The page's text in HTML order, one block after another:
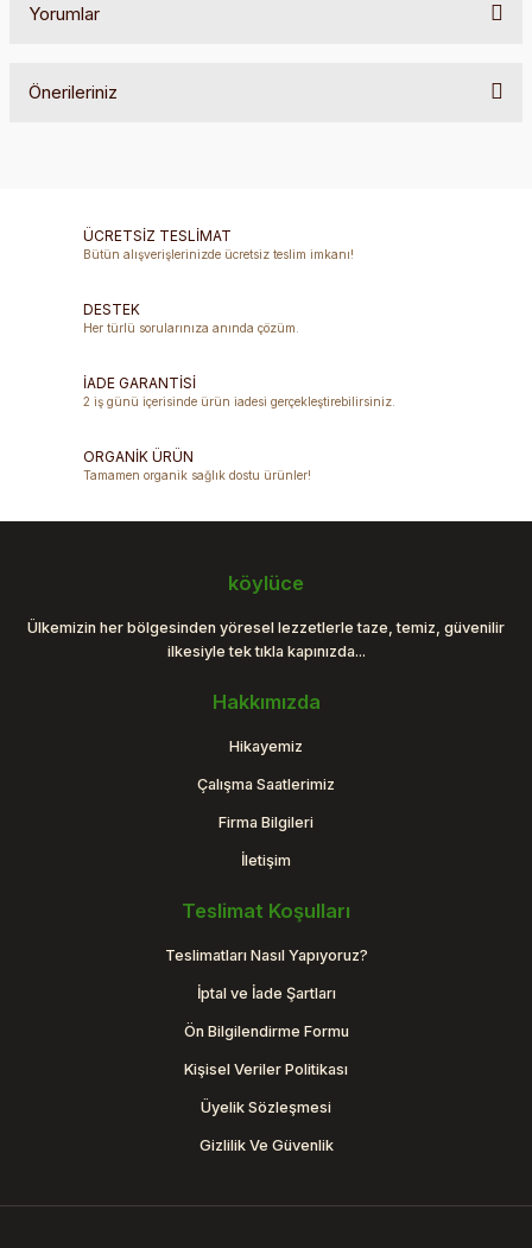
Yorumlar
Önerileriniz
Ürün açıklamasında eksik bilgiler bulunuyor.
Ürün fiyatı diğer sitelerden daha pahalı.
Bu ürüne benzer farklı alternatifler olmalı.
ÜCRETSİZ TESLİMAT
Bütün alışverişlerinizde ücretsiz teslim imkanı!
DESTEK
Her türlü sorularınıza anında çözüm.
İADE GARANTİSİ
2 iş günü içerisinde ürün iadesi gerçekleştirebilirsiniz.
ORGANİK ÜRÜN
Tamamen organik sağlık dostu ürünler!
köylüce
Ülkemizin her bölgesinden yöresel lezzetlerle taze, temiz, güvenilir
ilkesiyle tek tıkla kapınızda...
Hakkımızda
Hikayemiz
Çalışma Saatlerimiz
Firma Bilgileri
İletişim
Teslimat Koşulları
Teslimatları Nasıl Yapıyoruz?
İptal ve İade Şartları
Ön Bilgilendirme Formu
Kişisel Veriler Politikası
Üyelik Sözleşmesi
Gizlilik Ve Güvenlik